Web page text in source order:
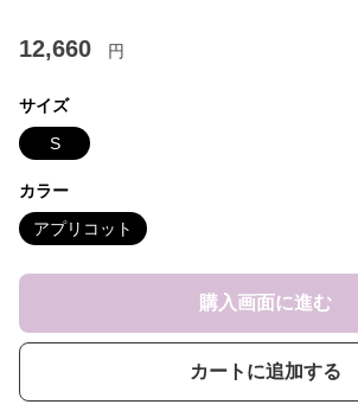
12,660 円
サイズ
S
カラー
アプリコット
購入画面に進む
カートに追加する